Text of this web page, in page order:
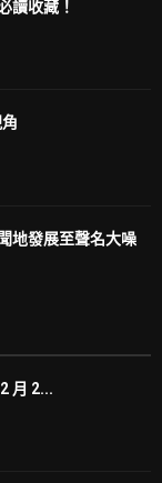
讀收藏！
地發展至聲名大噪
月 2...